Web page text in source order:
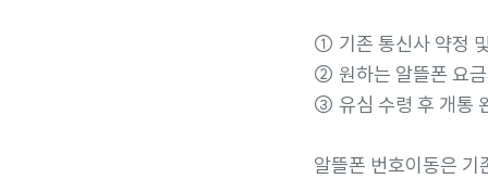
① 기존 통신사 약정
② 원하는 알뜰폰 요
③ 유심 수령 후 개통
알뜰폰 번호이동은 기